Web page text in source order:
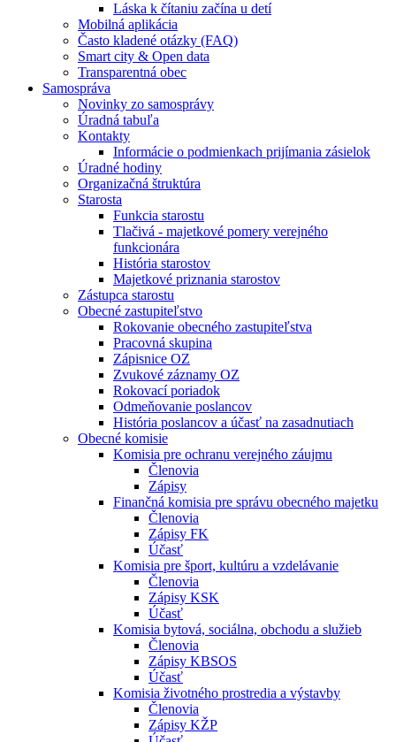
Láska k čítaniu začína u detí
Mobilná aplikácia
Často kladené otázky (FAQ)
Smart city & Open data
Transparentná obec
Samospráva
Novinky zo samosprávy
Úradná tabuľa
Kontakty
Informácie o podmienkach prijímania zásielok
Úradné hodiny
Organizačná štruktúra
Starosta
Funkcia starostu
Tlačivá - majetkové pomery verejného
funkcionára
História starostov
Majetkové priznania starostov
Zástupca starostu
Obecné zastupiteľstvo
Rokovanie obecného zastupiteľstva
Pracovná skupina
Zápisnice OZ
Zvukové záznamy OZ
Rokovací poriadok
Odmeňovanie poslancov
História poslancov a účasť na zasadnutiach
Obecné komisie
Komisia pre ochranu verejného záujmu
Členovia
Zápisy
Finančná komisia pre správu obecného majetku
Členovia
Zápisy FK
Účasť
Komisia pre šport, kultúru a vzdelávanie
Členovia
Zápisy KSK
Účasť
Komisia bytová, sociálna, obchodu a služieb
Členovia
Zápisy KBSOS
Účasť
Komisia životného prostredia a výstavby
Členovia
Zápisy KŽP